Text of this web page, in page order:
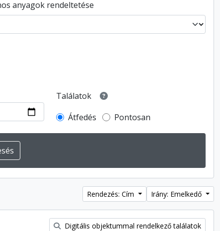
anyagok rendeltetése
Találatok
Átfedés
Pontosan
Rendezés: Cím Irány: Emelkedő
Digitális objektummal rendelkező találatok